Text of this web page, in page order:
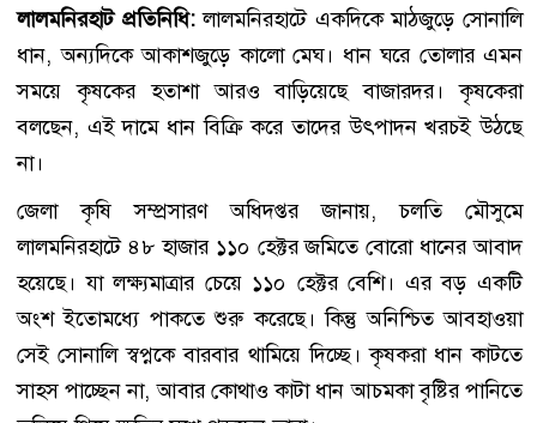
লালমনিরহাট প্রতিনিধি:লালমনিরহাটে একদিকে মাঠজুড়ে সোনালি
ধান, অন্যদিকে আকাশজুড়ে কালো মেঘ। ধান ঘরে তোলার এমন
সময়ে কৃষকের হতাশা আরও বাড়িয়েছে বাজারদর। কৃষকেরা
বলছেন, এই দামে ধান বিক্রি করে তাদের উৎপাদন খরচই উঠছে
না।
জেলা কৃষি সম্প্রসারণ অধিদপ্তর জানায়, চলতি মৌসুমে
লালমনিরহাটে ৪৮ হাজার ১১০ হেক্টর জমিতে বোরো ধানের আবাদ
হয়েছে। যা লক্ষ্যমাত্রার চেয়ে ১১০ হেক্টর বেশি। এর বড় একটি
অংশ ইতোমধ্যে পাকতে শুরু করেছে। কিন্তু অনিশ্চিত আবহাওয়া
সেই সোনালি স্বপ্নকে বারবার থামিয়ে দিচ্ছে। কৃষকরা ধান কাটতে
সাহস পাচ্ছেন না, আবার কোথাও কাটা ধান আচমকা বৃষ্টির পানিতে